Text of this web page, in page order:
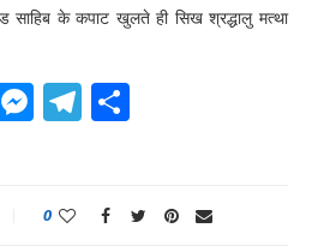
साहिब के कपाट खुलते ही सिख श्रद्धालु मत्था
Messenger
Telegram
0